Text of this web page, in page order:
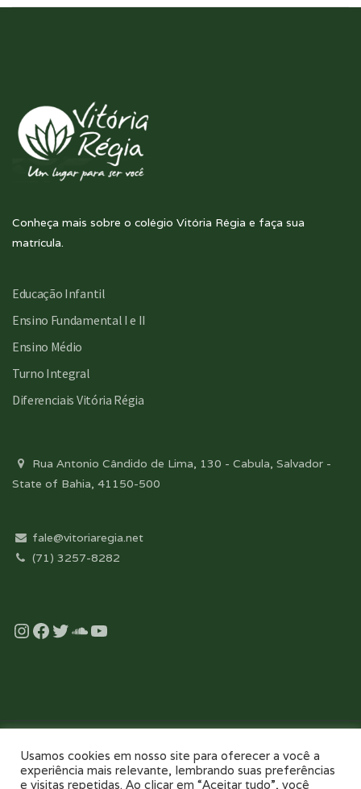
Conheça mais sobre o colégio Vitória Régia e faça sua
matrícula.
Educação Infantil
Ensino Fundamental I e II
Ensino Médio
Turno Integral
Diferenciais Vitória Régia
Rua Antonio Cândido de Lima, 130 - Cabula, Salvador -
State of Bahia, 41150-500
fale@vitoriaregia.net
(71) 3257-8282
Instagram
Facebook
Twitter
Soundcloud
YouTube
Desenvolvido com essência pela:
Usamos cookies em nosso site para oferecer a você a
experiência mais relevante, lembrando suas preferências
e visitas repetidas. Ao clicar em “Aceitar tudo”, você